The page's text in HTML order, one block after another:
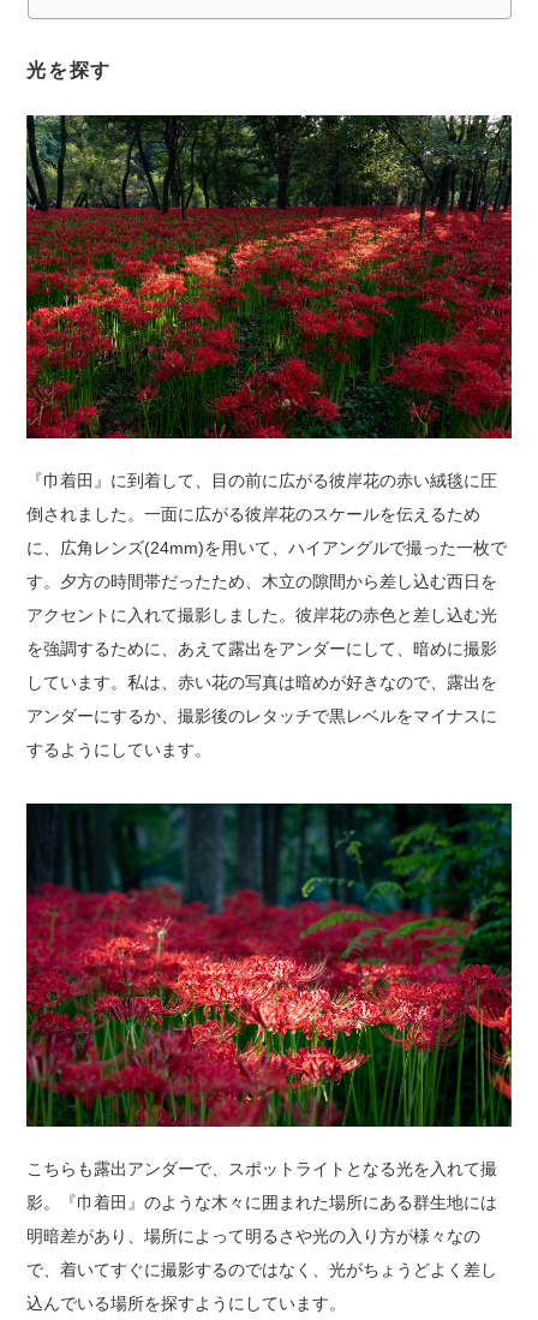
光を探す
『巾着田』に到着して、目の前に広がる彼岸花の赤い絨毯に圧
倒されました。一面に広がる彼岸花のスケールを伝えるため
に、広角レンズ(24mm)を用いて、ハイアングルで撮った一枚で
す。夕方の時間帯だったため、木立の隙間から差し込む西日を
アクセントに入れて撮影しました。彼岸花の赤色と差し込む光
を強調するために、あえて露出をアンダーにして、暗めに撮影
しています。私は、赤い花の写真は暗めが好きなので、露出を
アンダーにするか、撮影後のレタッチで黒レベルをマイナスに
するようにしています。
こちらも露出アンダーで、スポットライトとなる光を入れて撮
影。『巾着田』のような木々に囲まれた場所にある群生地には
明暗差があり、場所によって明るさや光の入り方が様々なの
で、着いてすぐに撮影するのではなく、光がちょうどよく差し
込んでいる場所を探すようにしています。